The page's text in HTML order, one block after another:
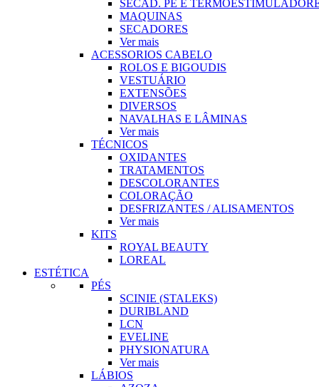
SECAD. PÉ E
MAQUINAS
SECADORES
Ver mais
ACESSORIOS CABELO
ROLOS E BIGOUDIS
VESTUÁRIO
EXTENSÕES
DIVERSOS
NAVALHAS E LÂMINAS
Ver mais
TÉCNICOS
OXIDANTES
TRATAMENTOS
DESCOLORANTES
COLORAÇÃO
DESFRIZANTES / ALISAMENTOS
Ver mais
KITS
ROYAL BEAUTY
LOREAL
ESTÉTICA
PÉS
SCINIE (STALEKS)
DURIBLAND
LCN
EVELINE
PHYSIONATURA
Ver mais
LÁBIOS